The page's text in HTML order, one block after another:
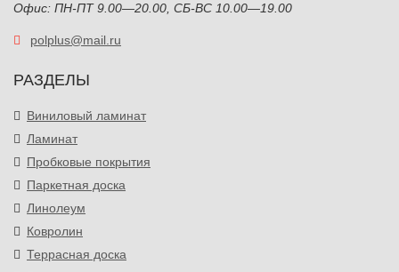
Офис: ПН-ПТ 9.00—20.00, СБ-ВС 10.00—19.00
polplus@mail.ru
РАЗДЕЛЫ
Виниловый ламинат
Ламинат
Пробковые покрытия
Паркетная доска
Линолеум
Ковролин
Террасная доска